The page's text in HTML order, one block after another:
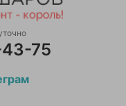
75